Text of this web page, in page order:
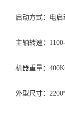
启动方式：电启
主轴转速：
机器重量：
外型尺寸：